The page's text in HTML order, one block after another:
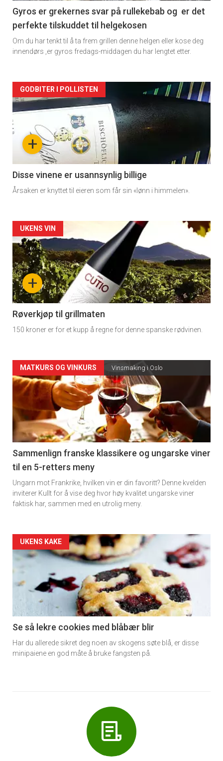
2
Gyros er grekernes svar på rullekebab og er det
perfekte tilskuddet til helgekosen
Om du har tenkt til å ta frem grillen denne helgen eller kose deg
innendørs ,er gyros fredags-middagen du har lengtet etter.
Forsiden
akkurat
nå
3
+
GODBITER I POLLISTEN
Disse vinene er usannsynlig billige
Årsaken er knyttet til eieren som får sin «lønn i himmelen».
Forsiden
akkurat
nå
-
4
+
UKENS VIN
Røverkjøp til grillmaten
150 kroner er for et kupp å regne for denne spanske rødvinen.
Forsiden
akkurat
nå
-
5
MATKURS OG VINKURS Vinsmaking i Oslo
Sammenlign franske klassikere og ungarske viner
til en 5-retters meny
Ungarn mot Frankrike, hvilken vin er din favoritt? Denne kvelden
inviterer Kullt for å vise deg hvor høy kvalitet ungarske viner
faktisk har, sammen med en utrolig meny.
Forsiden
akkurat
nå
6
UKENS KAKE
Se så lekre cookies med blåbær blir
Har du allerede sikret deg noen av skogens søte blå, er disse
minipaiene en god måte å bruke fangsten på.